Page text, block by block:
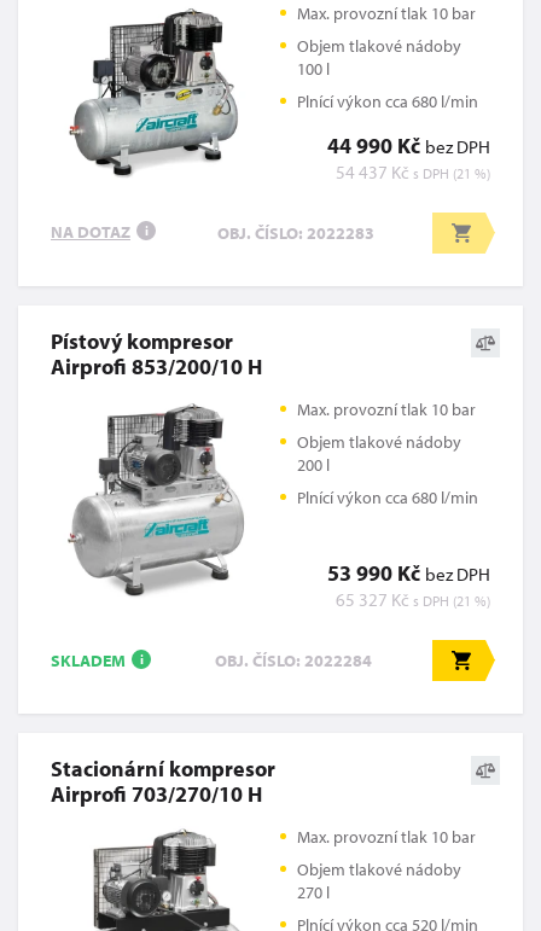
Max. provozní tlak 10 bar
Objem tlakové nádoby
100 l
Plnící výkon cca 680 l/min
44 990 Kč bez DPH
54 437 Kč s DPH (21 %)
NA DOTAZ i OBJ. ČÍSLO: 2022283
Pístový kompresor
Airprofi 853/200/10 H
Max. provozní tlak 10 bar
Objem tlakové nádoby
200 l
Plnící výkon cca 680 l/min
53 990 Kč bez DPH
65 327 Kč s DPH (21 %)
SKLADEM i OBJ. ČÍSLO: 2022284
Stacionární kompresor
Airprofi 703/270/10 H
Max. provozní tlak 10 bar
Objem tlakové nádoby
270 l
Plnící výkon cca 520 l/min